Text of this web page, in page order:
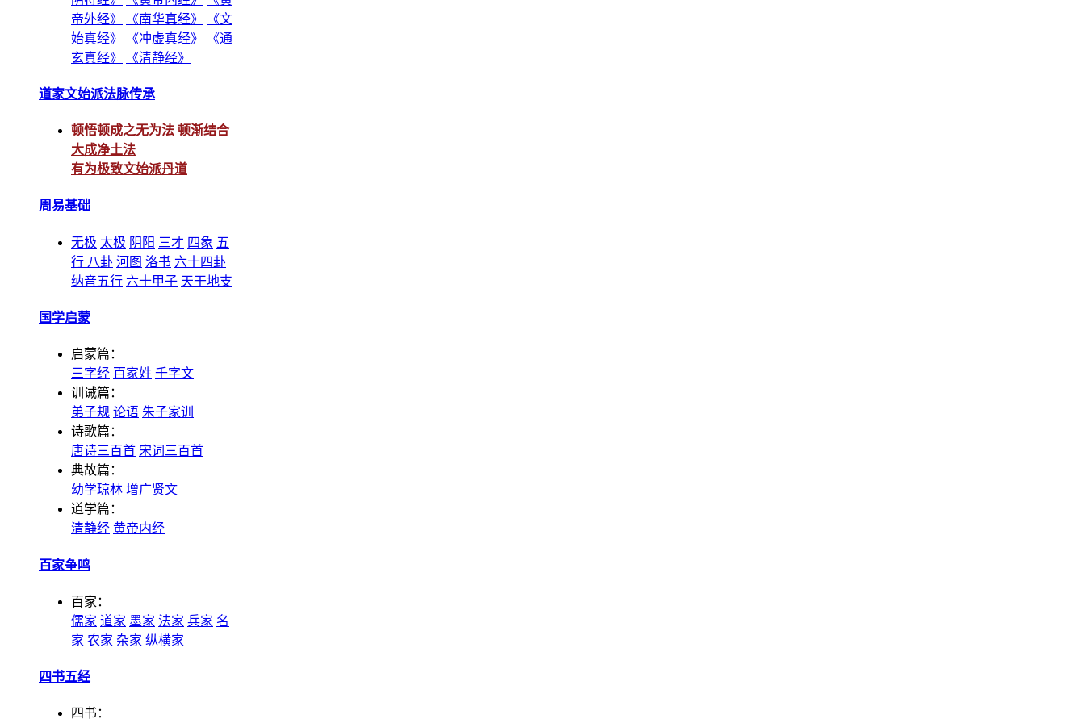
帝外经》
《南华真经》
《文
始真经》
《冲虚真经》
《通
玄真经》
《清静经》
道家文始派法脉传承
顿悟顿成之无为法 顿渐结合
大成净土法
有为极致文始派丹道
周易基础
无极 太极 阴阳 三才 四象 五
行 八卦 河图 洛书 六十四卦
纳音五行 六十甲子 天干地支
国学启蒙
启蒙篇：
三字经 百家姓 千字文
训诫篇：
弟子规 论语 朱子家训
诗歌篇：
唐诗三百首 宋词三百首
典故篇：
幼学琼林 增广贤文
道学篇：
清静经 黄帝内经
百家争鸣
百家：
儒家 道家 墨家 法家 兵家 名
家 农家 杂家 纵横家
四书五经
四书：